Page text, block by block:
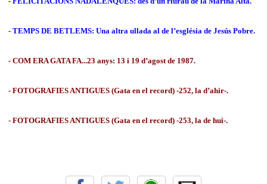
- TEMPS DE BETLEMS: Una altra ullada al de l’església de Jesús Pobre.
- COM ERA GATA FA...23 anys: 13 i 19 d’agost de 1987.
- FOTOGRAFIES ANTIGUES (Gata en el record) -252, la d’ahir-.
- FOTOGRAFIES ANTIGUES (Gata en el record) -253, la de hui-.